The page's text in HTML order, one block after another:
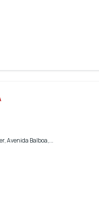
Avenida Balboa,...